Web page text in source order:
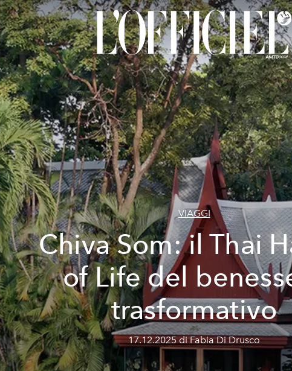
VIAGGI
Chiva Som: il Thai
of Life del
trasformativo
17.12.2025 di Fabia Di Drusco